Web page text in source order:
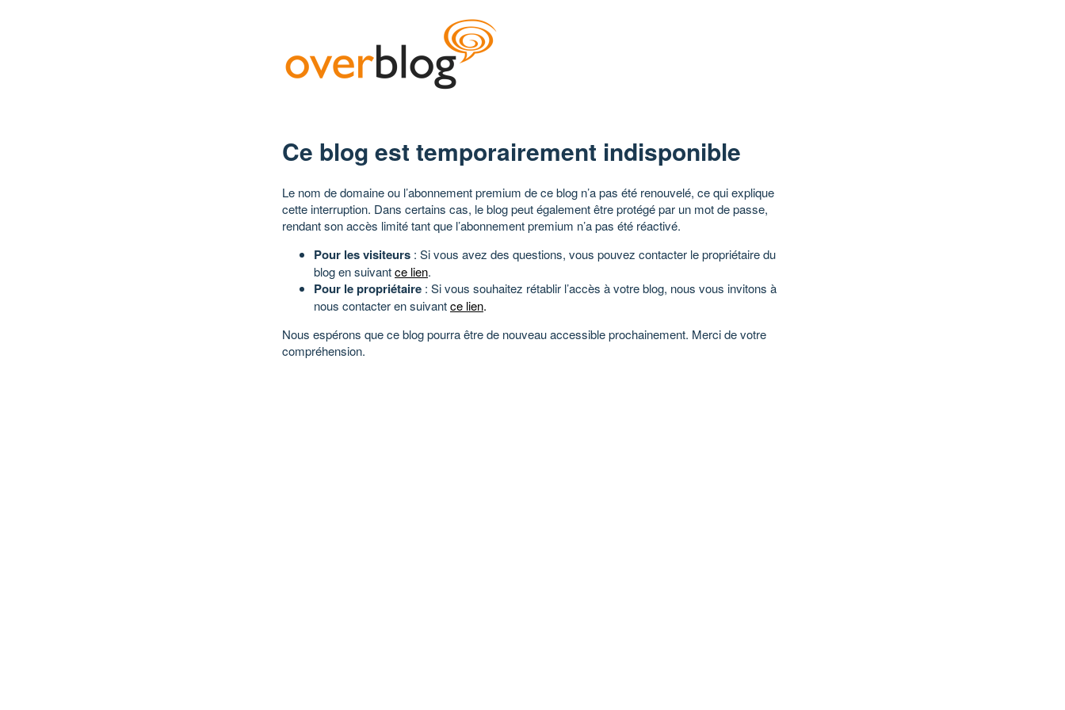
Ce blog est temporairement indisponible
Le nom de domaine ou l’abonnement premium de ce blog n’a pas été renouvelé, ce qui explique
cette interruption. Dans certains cas, le blog peut également être protégé par un mot de passe,
rendant son accès limité tant que l’abonnement premium n’a pas été réactivé.
Pour les visiteurs : Si vous avez des questions, vous pouvez contacter le propriétaire du
blog en suivantce lien.
Pour le propriétaire : Si vous souhaitez rétablir l’accès à votre blog, nous vous invitons à
nous contacter en suivantce lien.
Nous espérons que ce blog pourra être de nouveau accessible prochainement. Merci de votre
compréhension.